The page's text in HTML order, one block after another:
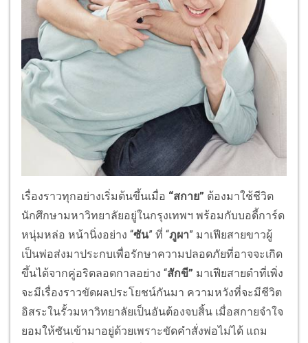
เรื่องราวทุกอย่างเริ่มต้นขึ้นเมื่อ “สกาย” ต้องมาใช้ชีวิต
นักศึกษามหาวิทยาลัยอยู่ในกรุงเทพฯ พร้อมกับบอดี้การ์ด
หนุ่มหล่อ หน้านิ่งอย่าง “ซัน” ที่ “ภูผา” มาเฟียสายขาวผู้
เป็นพ่อส่งมาประกบเพื่อรักษาความปลอดภัยที่อาจจะเกิด
ขึ้นได้จากคู่อริตลอดกาลอย่าง “สักขี” มาเฟียสายดำที่เพิ่ง
จะมีเรื่องราวขัดผลประโยชน์กันมา ความหวังที่จะมีชีวิต
อิสระในรั้วมหาวิทยาลัยเป็นอันต้องจบสิ้น เมื่อสกายจำใจ
ยอมให้ซันเข้ามาอยู่ด้วยเพราะขัดคำสั่งพ่อไม่ได้ แถม